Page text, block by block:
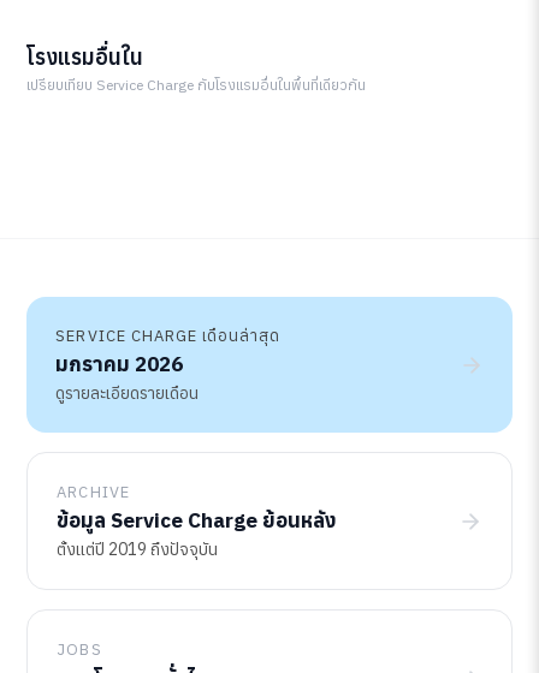
โรงแรมอื่นใน
เปรียบเทียบ Service Charge กับโรงแรมอื่นในพื้นที่เดียวกัน
SERVICE CHARGE เดือนล่าสุด
มกราคม 2026
ดูรายละเอียดรายเดือน
ARCHIVE
ข้อมูล Service Charge ย้อนหลัง
ตั้งแต่ปี 2019 ถึงปัจจุบัน
JOBS